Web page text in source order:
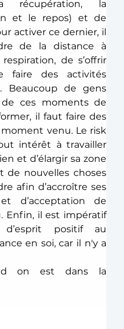
récupération, la
et le repos) et de
activer ce dernier, il
de la distance à
de s’offrir
faire des activités
Beaucoup de gens
ces moments de
il faut faire des
venu. Le risk
intérêt à travailler
et d’élargir sa zone
de nouvelles choses
afin d’accroître ses
d’acceptation de
Enfin, il est impératif
positif au
en soi, car il n'y a
on est dans la